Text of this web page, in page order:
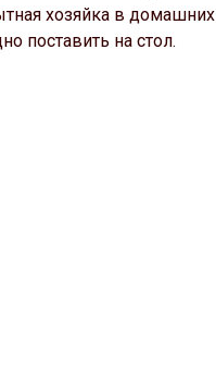
хозяйка в домашних
поставить на стол.